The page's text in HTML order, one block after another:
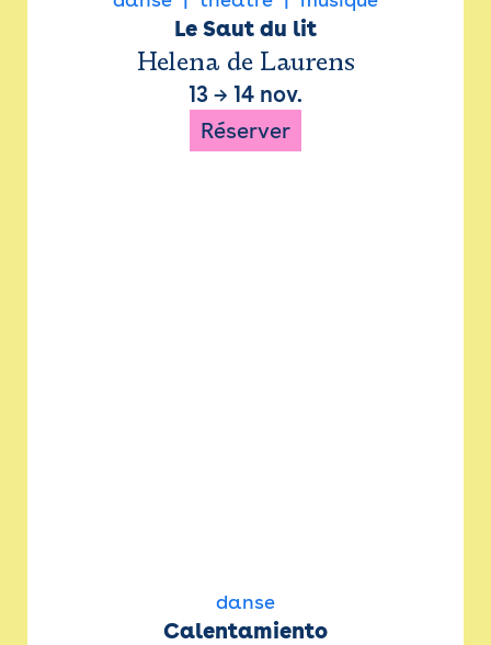
Le Saut du lit
Helena de Laurens
13 → 14 nov.
Réserver
danse
Calentamiento